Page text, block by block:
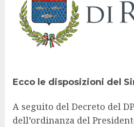
Ecco le disposizioni del
A seguito del Decreto del
dell’ordinanza del